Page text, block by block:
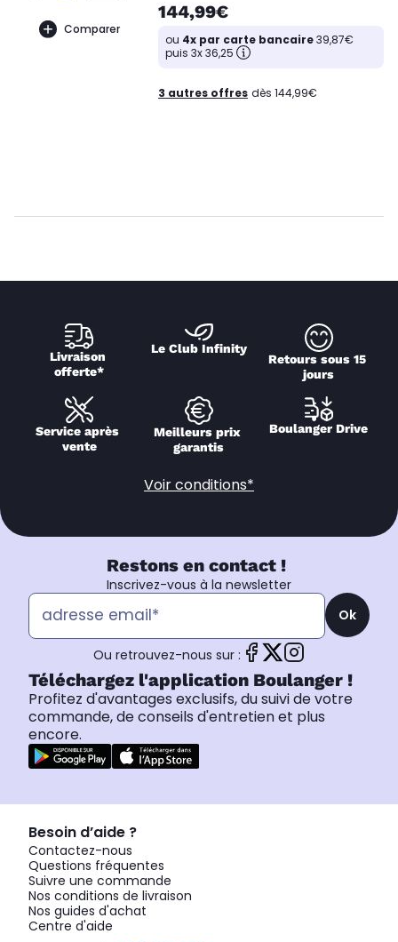
Comparer
144,99€
ou 4x par carte bancaire39,87€
puis 3x 36,25
3 autres offres dès 144,99€
Livraison
offerte*
Le Club Infinity
Retours sous 15
jours
Service après
vente
Meilleurs prix
garantis
Boulanger Drive
Voir conditions*
Restons en contact !
Inscrivez-vous à la newsletter
Ok
Ou retrouvez-nous sur :
Téléchargez l'application Boulanger !
Profitez d'avantages exclusifs, du suivi de votre
commande, de conseils d'entretien et plus
encore.
Besoin d’aide ?
Contactez-nous
Questions fréquentes
Suivre une commande
Nos conditions de livraison
Nos guides d'achat
Centre d'aide